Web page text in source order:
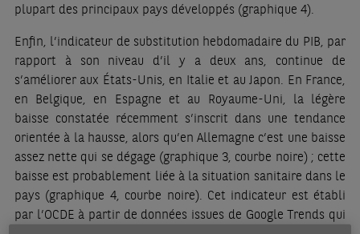
plupart des principaux pays développés (graphique 4).
Enfin, l’indicateur de substitution hebdomadaire du PIB, par
rapport à son niveau d’il y a deux ans, continue de
s’améliorer aux États-Unis, en Italie et au Japon. En France,
en Belgique, en Espagne et au Royaume-Uni, la légère
baisse constatée récemment s’inscrit dans une tendance
orientée à la hausse, alors qu’en Allemagne c’est une baisse
assez nette qui se dégage (graphique 3, courbe noire) ; cette
baisse est probablement liée à la situation sanitaire dans le
pays (graphique 4, courbe noire). Cet indicateur est établi
par l’OCDE à partir de données issues de Google Trends qui